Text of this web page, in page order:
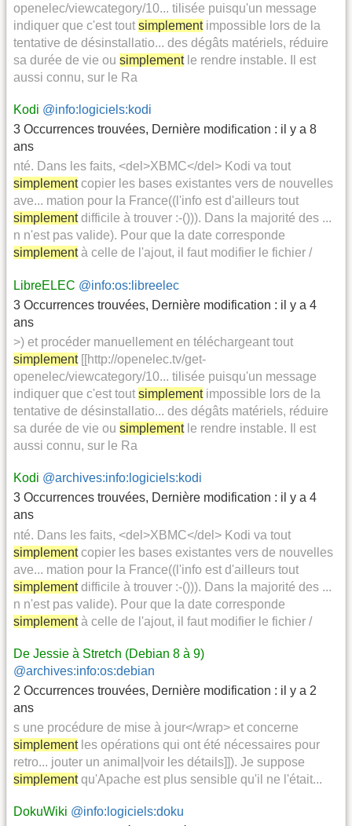
openelec/viewcategory/10... tilisée puisqu'un message
indiquer que c'est tout simplementimpossible lors de la
tentative de désinstallatio... des dégâts matériels, réduire
sa durée de vie ou simplementle rendre instable. Il est
aussi connu, sur le Ra
Kodi @info:logiciels:kodi
3 Occurrences trouvées, Dernière modification : il y a 8
ans
nté. Dans les faits, <del>XBMC</del> Kodi va tout
simplementcopier les bases existantes vers de nouvelles
ave... mation pour la France((l'info est d'ailleurs tout
simplementdifficile à trouver :-())). Dans la majorité des ...
n n'est pas valide). Pour que la date corresponde
simplementà celle de l'ajout, il faut modifier le fichier /
LibreELEC @info:os:libreelec
3 Occurrences trouvées, Dernière modification : il y a 4
ans
>) et procéder manuellement en téléchargeant tout
simplement[[http://openelec.tv/get-
openelec/viewcategory/10... tilisée puisqu'un message
indiquer que c'est tout simplementimpossible lors de la
tentative de désinstallatio... des dégâts matériels, réduire
sa durée de vie ou simplementle rendre instable. Il est
aussi connu, sur le Ra
Kodi @archives:info:logiciels:kodi
3 Occurrences trouvées, Dernière modification : il y a 4
ans
nté. Dans les faits, <del>XBMC</del> Kodi va tout
simplementcopier les bases existantes vers de nouvelles
ave... mation pour la France((l'info est d'ailleurs tout
simplementdifficile à trouver :-())). Dans la majorité des ...
n n'est pas valide). Pour que la date corresponde
simplementà celle de l'ajout, il faut modifier le fichier /
De Jessie à Stretch (Debian 8 à 9)
@archives:info:os:debian
2 Occurrences trouvées, Dernière modification : il y a 2
ans
s une procédure de mise à jour</wrap> et concerne
simplementles opérations qui ont été nécessaires pour
retro... jouter un animal|voir les détails]]). Je suppose
simplementqu'Apache est plus sensible qu'il ne l'était...
DokuWiki @info:logiciels:doku